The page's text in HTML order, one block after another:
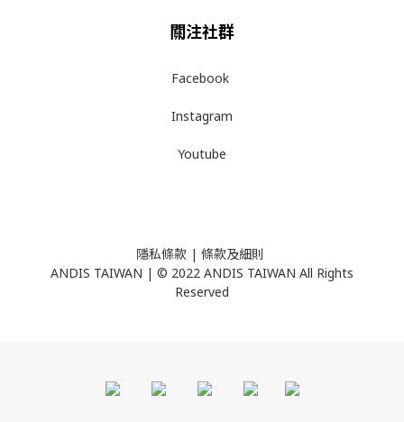
關注社群
Facebook
Instagram
Youtube
隱私條款 | ​ 條款及細則
ANDIS TAIWAN | © 2022 ANDIS TAIWAN All Rights
Reserved